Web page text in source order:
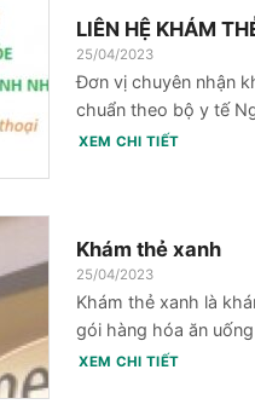
LIÊN HỆ KHÁM
25/04/2023
Đơn vị chuyên nhận
chuẩn theo bộ y tế
XEM CHI TIẾT
Khám thẻ xanh
25/04/2023
Khám thẻ xanh là
gói hàng hóa ăn
XEM CHI TIẾT